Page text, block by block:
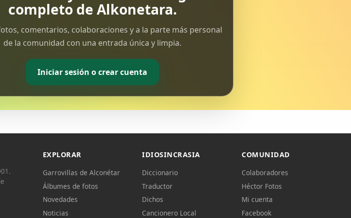
completo de Alkonetara.
comentarios, colaboraciones y a la parte más personal
de la comunidad con una entrada única y limpia.
Iniciar sesión o crear cuenta
EXPLORAR
Garrovillas de Alconétar
Álbumes de fotos
Novedades
Noticias
IDIOSINCRASIA
Diccionario
Traductor
Dichos
Cancionero Local
COMUNIDAD
Colaboradores
Héctor Fotos
Mi cuenta
Facebook